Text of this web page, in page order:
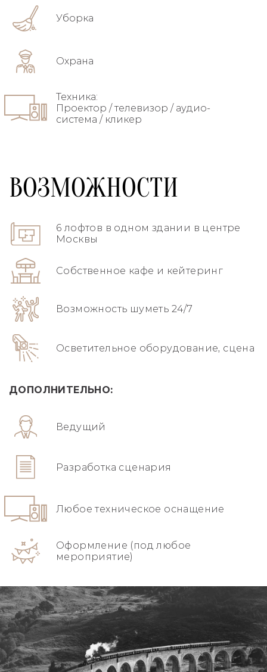
Уборка
Охрана
Техника:
Проектор / телевизор / аудио-
система / кликер
ВОЗМОЖНОСТИ
6 лофтов в одном здании в центре
Москвы
Собственное кафе и кейтеринг
Возможность шуметь 24/7
Осветительное оборудование, сцена
ДОПОЛНИТЕЛЬНО:
Ведущий
Разработка сценария
Любое техническое оснащение
Оформление (под любое
мероприятие)